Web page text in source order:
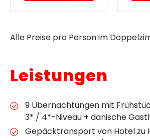
Alle Preise pro Person im
Leistungen
9 Übernachtungen mit
3* / 4*-Niveau + dänische
Gepäcktransport von Hotel zu